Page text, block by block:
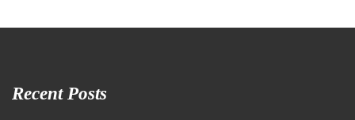
Recent Posts